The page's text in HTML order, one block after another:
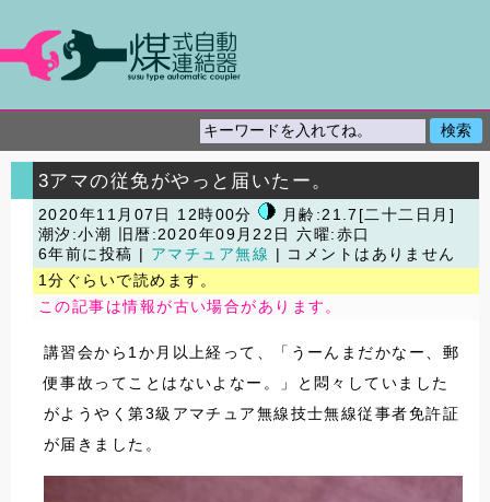
3アマの従免がやっと届いたー。
2020年11月07日 12時00分
月齢:21.7[二十二日月]
潮汐:小潮
旧暦:2020年09月22日 六曜:赤口
6年前に投稿 | アマチュア無線
| コメントはありません
1分ぐらいで読めます。
この記事は情報が古い場合があります。
講習会から1か月以上経って、「うーんまだかなー、郵
便事故ってことはないよなー。」と悶々していました
がようやく第3級アマチュア無線技士無線従事者免許証
が届きました。